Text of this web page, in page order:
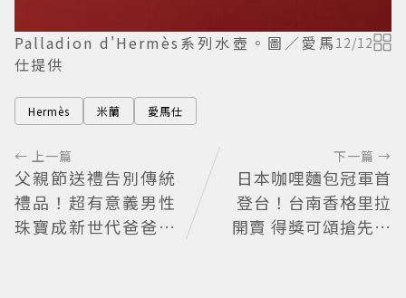
Palladion d'Hermès系列水壺。圖／愛馬
仕提供
12/12
Hermès 米蘭 愛馬仕
← 上一篇
父親節送禮告別傳統
禮品！超有意義男性
珠寶成新世代爸爸時
下一篇 →
日本咖哩麵包冠軍首
登台！台南香格里拉
開賣 得獎可頌搶先日